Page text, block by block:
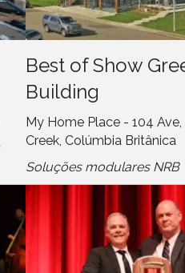
Best of Show
Building
My Home Place - 104
Creek, Colúmbia Britânica
Soluções modulares NRB